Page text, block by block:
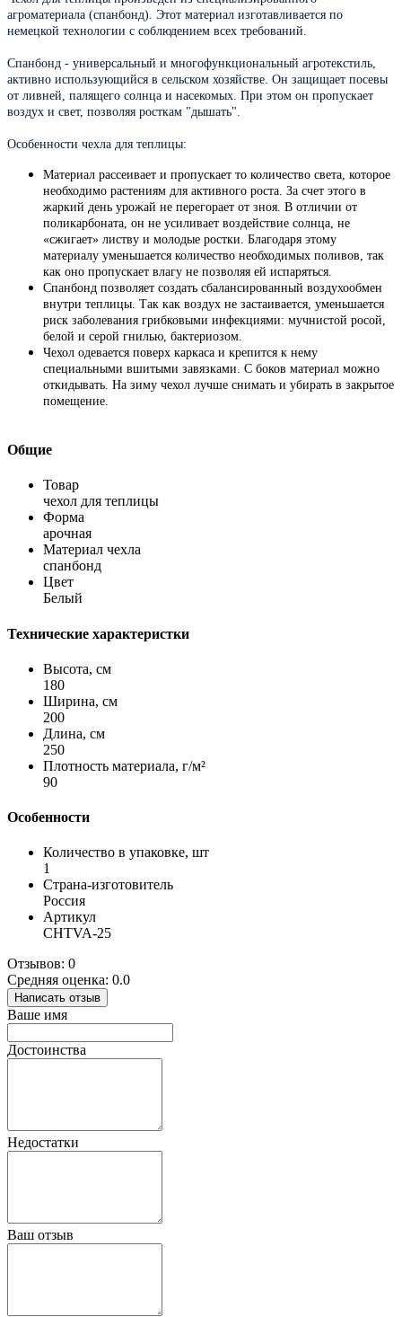
агроматериала (спанбонд). Этот материал изготавливается по
немецкой технологии с соблюдением всех требований.
Спанбонд - универсальный и многофункциональный агротекстиль,
активно использующийся в сельском хозяйстве. Он защищает посевы
от ливней, палящего солнца и насекомых. При этом он пропускает
воздух и свет, позволяя росткам "дышать".
Особенности чехла для теплицы:
Материал рассеивает и пропускает то количество света, которое
необходимо растениям для активного роста. За счет этого в
жаркий день урожай не перегорает от зноя. В отличии от
поликарбоната, он не усиливает воздействие солнца, не
«сжигает» листву и молодые ростки. Благодаря этому
материалу уменьшается количество необходимых поливов, так
как оно пропускает влагу не позволяя ей испаряться.
Спанбонд позволяет создать сбалансированный воздухообмен
внутри теплицы. Так как воздух не застаивается, уменьшается
риск заболевания грибковыми инфекциями: мучнистой росой,
белой и серой гнилью, бактериозом.
Чехол одевается поверх каркаса и крепится к нему
специальными вшитыми завязками. С боков материал можно
откидывать. На зиму чехол лучше снимать и убирать в закрытое
помещение.
Общие
Товар
чехол для теплицы
Форма
арочная
Материал чехла
спанбонд
Цвет
Белый
Технические характеристки
Высота, см
180
Ширина, см
200
Длина, см
250
Плотность материала, г/м²
90
Особенности
Количество в упаковке, шт
1
Страна-изготовитель
Россия
Артикул
CHTVA-25
Отзывов: 0
Средняя оценка: 0.0
Написать отзыв
Ваше имя
Достоинства
Недостатки
Ваш отзыв